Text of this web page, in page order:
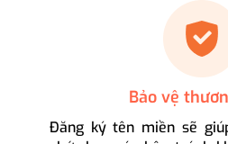
Bảo vệ
Đăng ký tên miền sẽ